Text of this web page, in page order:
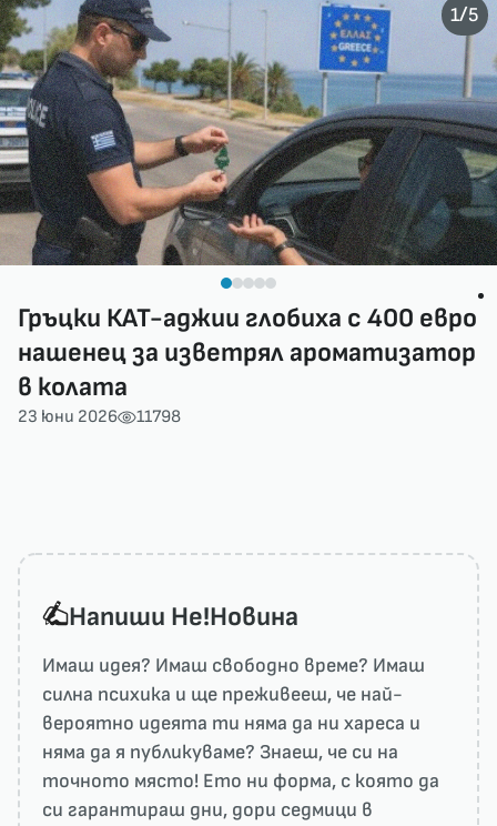
Гръцки КАТ-аджии глобиха с 400 евро
нашенец за изветрял ароматизатор
в колата
23 юни 2026 11798
1/5
Напиши He!Новина
Имаш идея? Имаш свободно време? Имаш
силна психика и ще преживееш, че най-
вероятно идеята ти няма да ни харесa и
няма да я публикуваме? Знаеш, че си на
точното място! Ето ни форма, с която да
си гарантираш дни, дори седмици в